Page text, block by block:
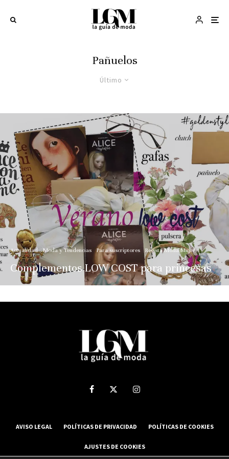
Pañuelos
Último
Actualidad Moda y Tendencias Para suscriptores Revista Moda Mujer
Complementos LOW COST para princesas
AVISO LEGAL POLÍTICAS DE PRIVACIDAD POLÍTICAS DE COOKIES
AJUSTES DE COOKIES